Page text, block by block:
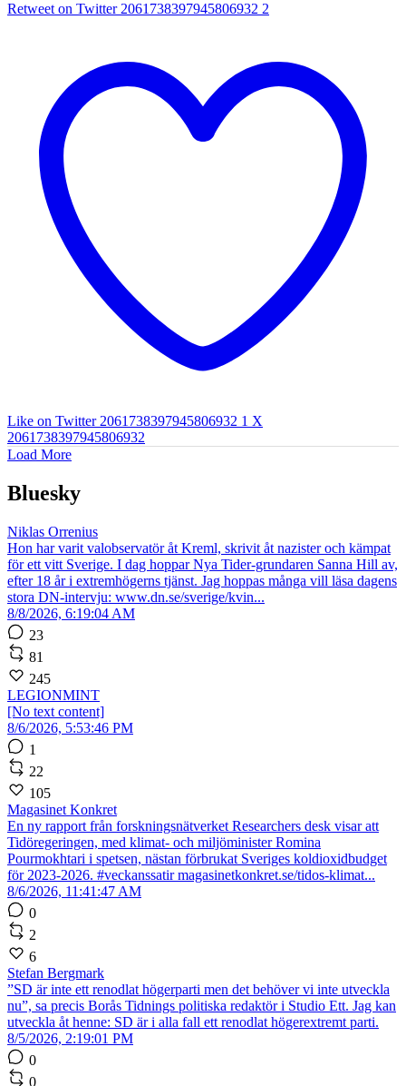
Retweet on Twitter 2061738397945806932 2
Like on Twitter 2061738397945806932 1 X
2061738397945806932
Load More
Bluesky
Niklas Orrenius
Hon har varit valobservatör åt Kreml, skrivit åt nazister och kämpat
för ett vitt Sverige. I dag hoppar Nya Tider-grundaren Sanna Hill av,
efter 18 år i extremhögerns tjänst. Jag hoppas många vill läsa dagens
stora DN-intervju: www.dn.se/sverige/kvin...
8/8/2026, 6:19:04 AM
23
81
245
LEGIONMINT
[No text content]
8/6/2026, 5:53:46 PM
1
22
105
Magasinet Konkret
En ny rapport från forskningsnätverket Researchers desk visar att
Tidöregeringen, med klimat- och miljöminister Romina
Pourmokhtari i spetsen, nästan förbrukat Sveriges koldioxidbudget
för 2023-2026. #veckanssatir magasinetkonkret.se/tidos-klimat...
8/6/2026, 11:41:47 AM
0
2
6
Stefan Bergmark
”SD är inte ett renodlat högerparti men det behöver vi inte utveckla
nu”, sa precis Borås Tidnings politiska redaktör i Studio Ett. Jag kan
utveckla åt henne: SD är i alla fall ett renodlat högerextremt parti.
8/5/2026, 2:19:01 PM
0
0